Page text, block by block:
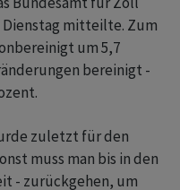
Dienstag mitteilte. Zum
um 5,7
bereinigt -
zuletzt für den
muss man bis in den
- zurückgehen, um